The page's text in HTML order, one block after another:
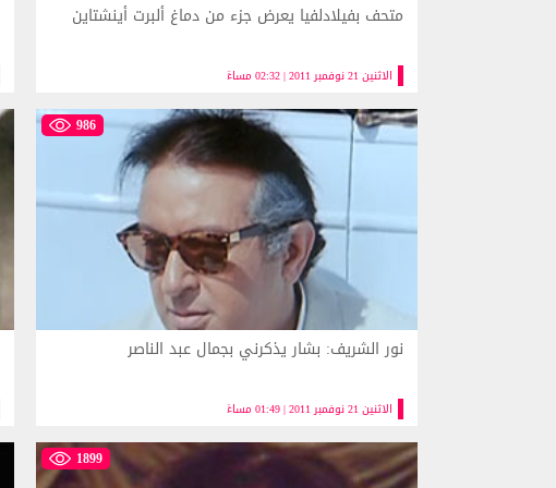
الاثنين 21 نوفمبر 2011 | 02:32 مساءً
متحف بفيلادلفيا يعرض جزء من دماغ ألبرت أينشتاين
986
الاثنين 21 نوفمبر 2011 | 01:49 مساءً
نور الشريف: بشار يذكرني بجمال عبد الناصر
1899